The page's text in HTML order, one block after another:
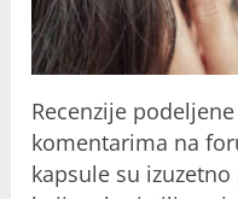
Recenzije
komentarima na
kapsule su